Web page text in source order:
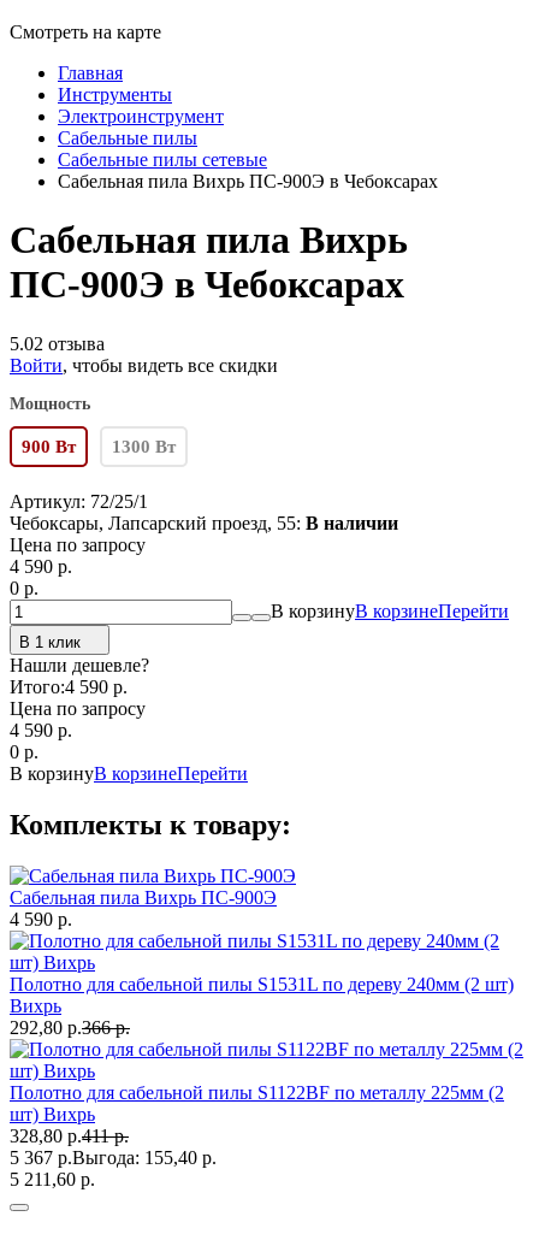
Смотреть на карте
Главная
Инструменты
Электроинструмент
Сабельные пилы
Сабельные пилы сетевые
Сабельная пила Вихрь ПС-900Э в Чебоксарах
Сабельная пила Вихрь
ПС-900Э в Чебоксарах
5.02 отзыва
Войти, чтобы видеть все скидки
Мощность
900 Вт 1300 Вт
Артикул: 72/25/1
Чебоксары, Лапсарский проезд, 55: В наличии
Цена по запросу
4 590 p.
0 p.
В корзинуВ корзинеПерейти
В 1 клик
Нашли дешевле?
Итого:4 590 p.
Цена по запросу
4 590 p.
0 p.
В корзинуВ корзинеПерейти
Комплекты к товару:
Сабельная пила Вихрь ПС-900Э
4 590 р.
Полотно для сабельной пилы S1531L по дереву 240мм (2 шт)
Вихрь
292,80 р.366 р.
Полотно для сабельной пилы S1122BF по металлу 225мм (2
шт) Вихрь
328,80 р.411 р.
5 367 р.Выгода: 155,40 р.
5 211,60 р.